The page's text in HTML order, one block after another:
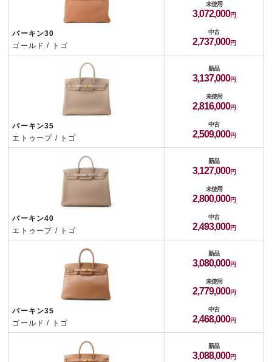
バーキン30
ゴールド / トゴ
未使用
3,072,000
中古
2,737,000
バーキン35
エトゥープ / トゴ
新品
3,137,000
未使用
2,816,000
中古
2,509,000
バーキン40
エトゥープ / トゴ
新品
3,127,000
未使用
2,800,000
中古
2,493,000
バーキン35
ゴールド / トゴ
新品
3,080,000
未使用
2,779,000
中古
2,468,000
新品
3,088,000